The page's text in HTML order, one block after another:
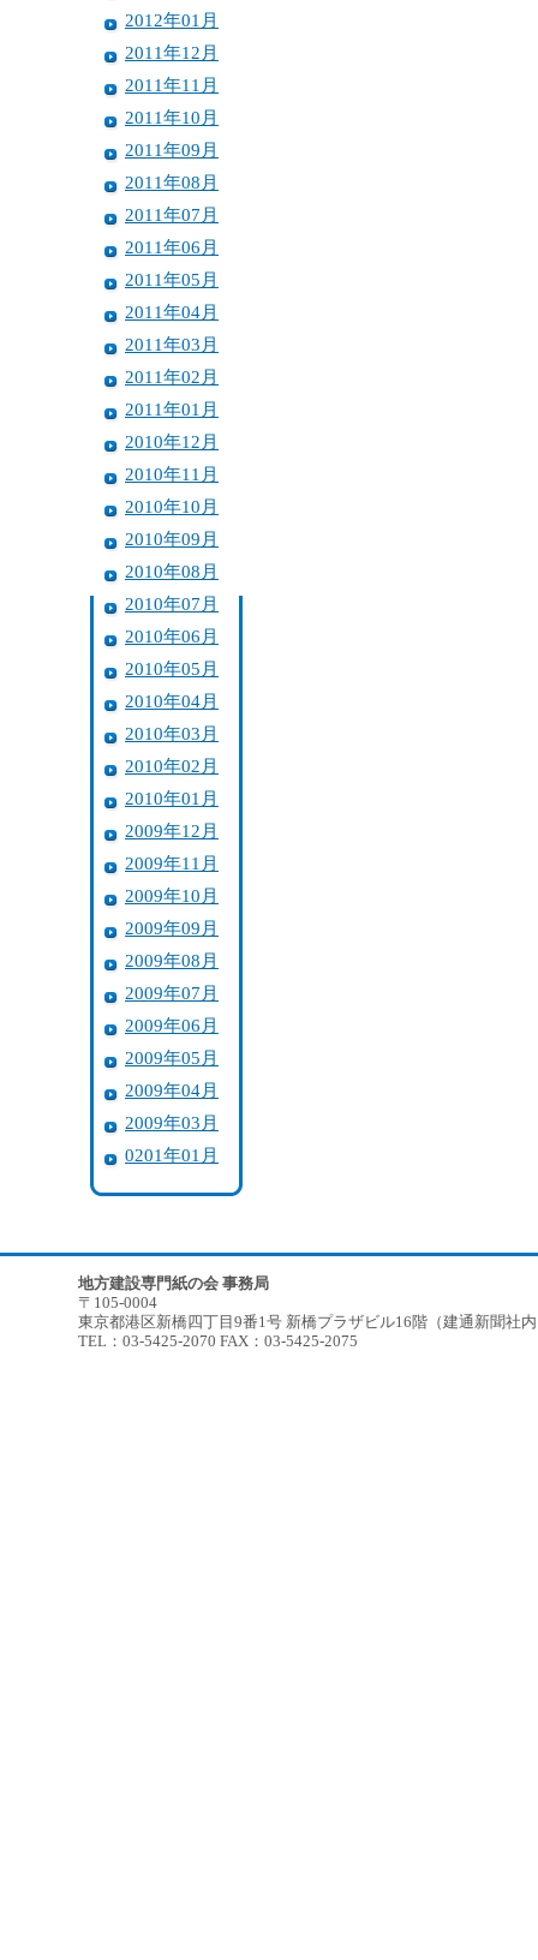
2012年01月
2011年12月
2011年11月
2011年10月
2011年09月
2011年08月
2011年07月
2011年06月
2011年05月
2011年04月
2011年03月
2011年02月
2011年01月
2010年12月
2010年11月
2010年10月
2010年09月
2010年08月
2010年07月
2010年06月
2010年05月
2010年04月
2010年03月
2010年02月
2010年01月
2009年12月
2009年11月
2009年10月
2009年09月
2009年08月
2009年07月
2009年06月
2009年05月
2009年04月
2009年03月
0201年01月
地方建設専門紙の会 事務局
〒105-0004
東京都港区新橋四丁目9番1号 新橋プラザビル16階（建通新聞社
TEL：03-5425-2070 FAX：03-5425-2075